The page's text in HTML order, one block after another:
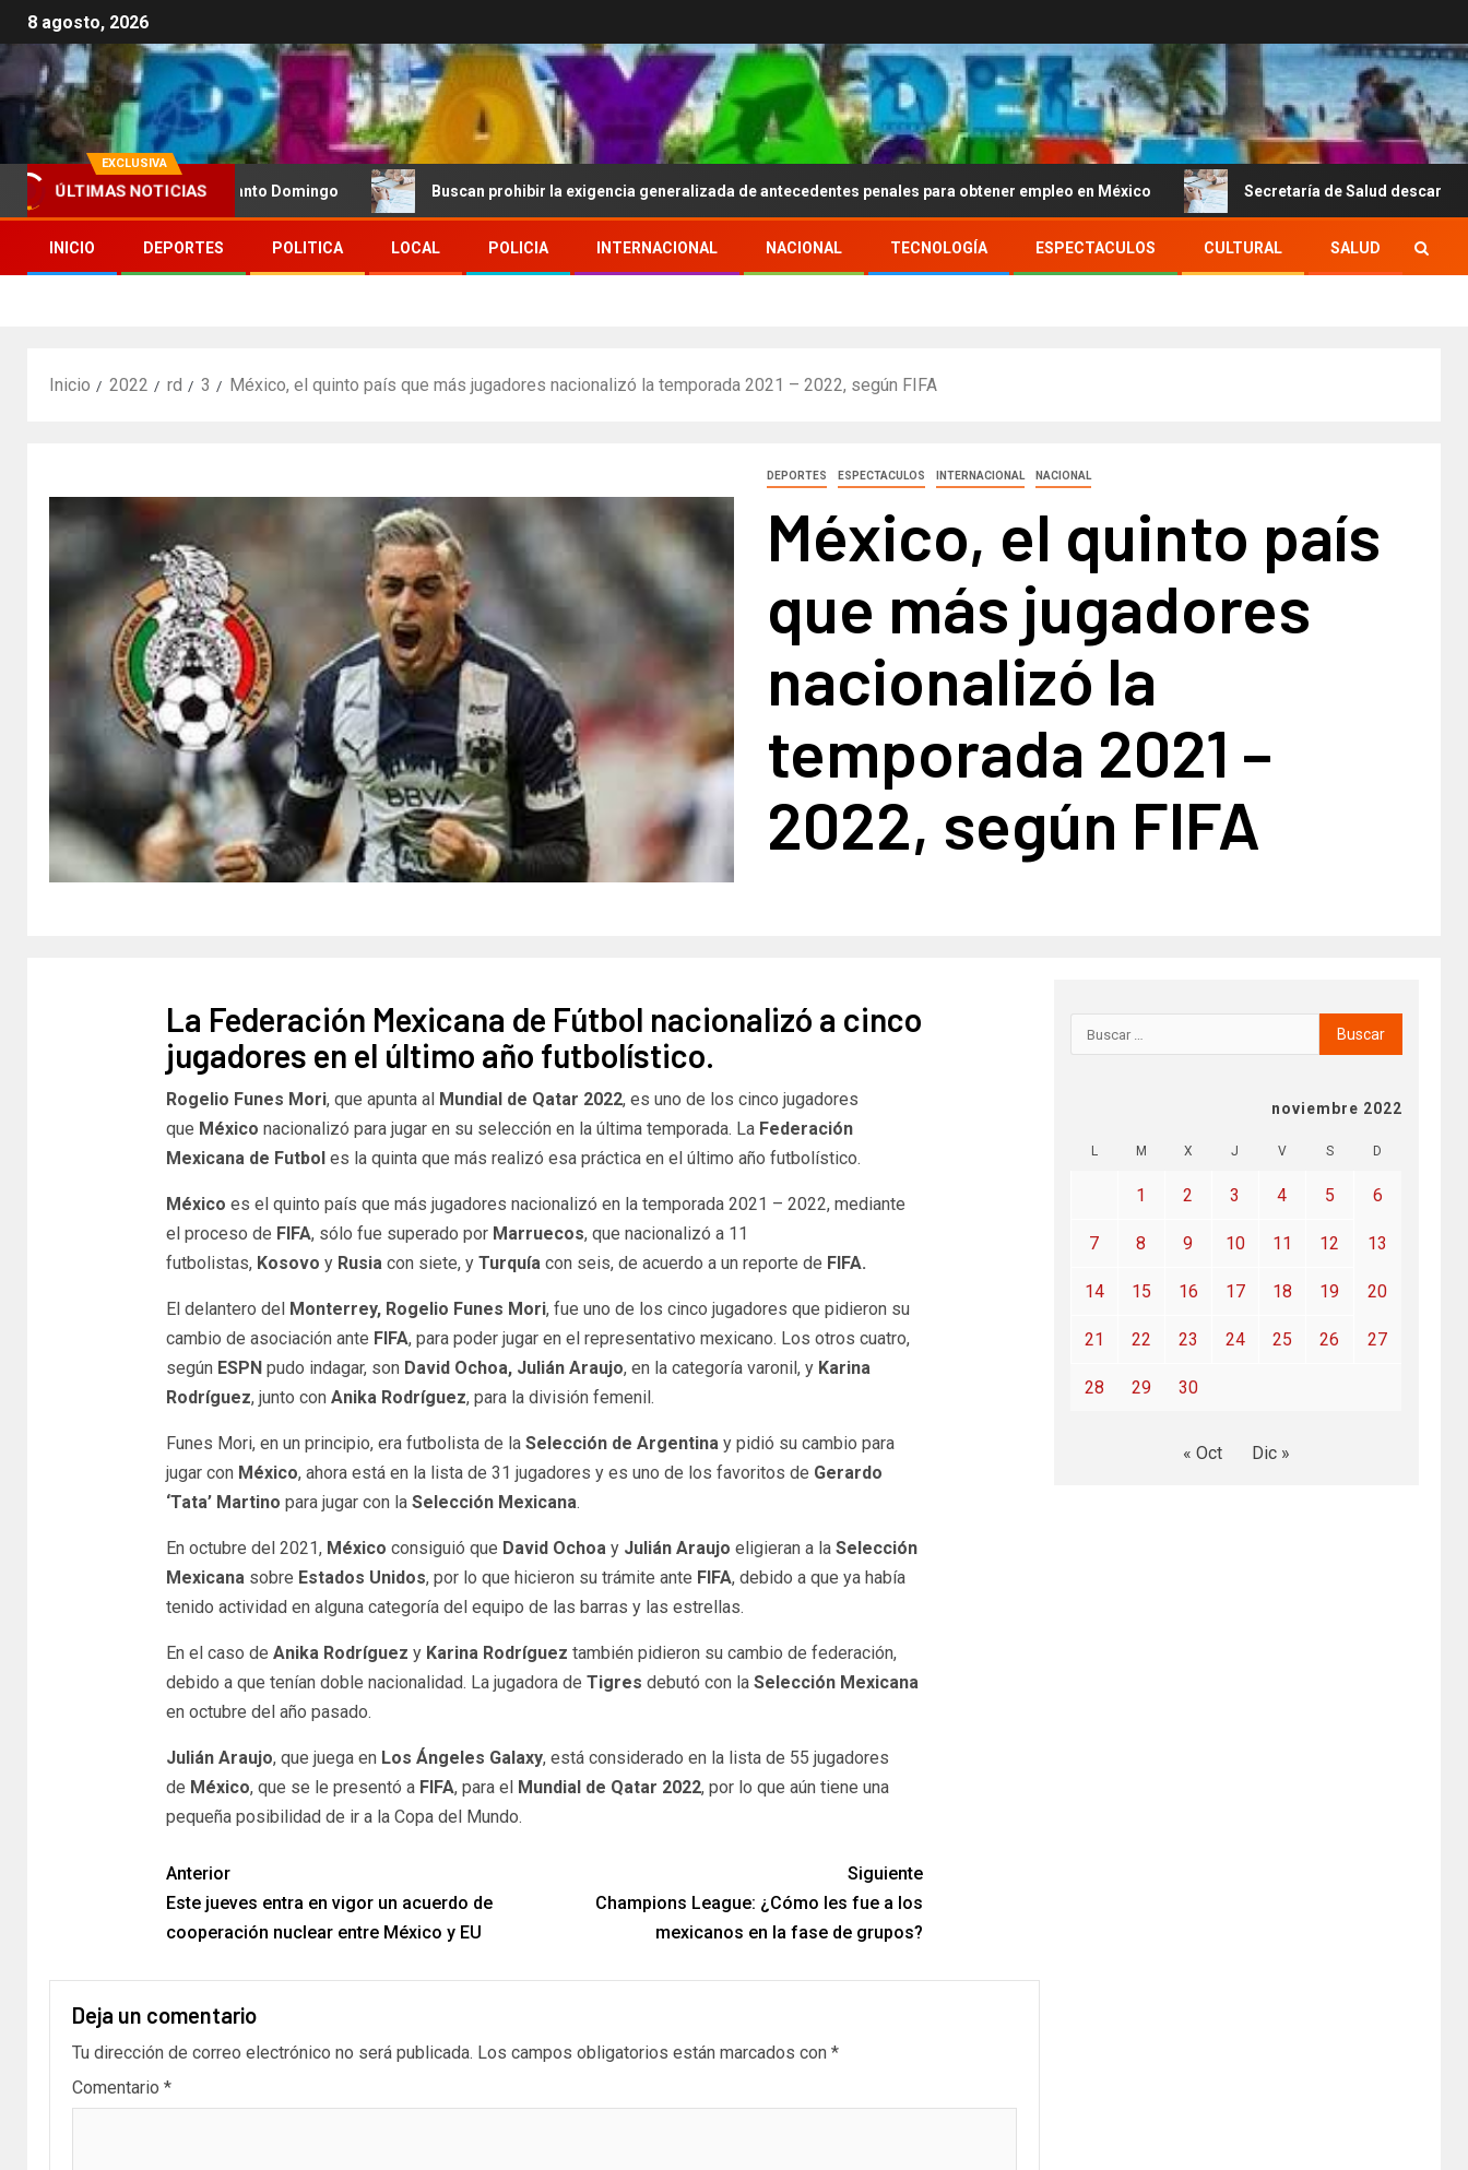
8 agosto, 2026
EXCLUSIVA
ÚLTIMAS NOTICIAS
oro en vela en Santo Domingo Buscan prohibir la exigencia generalizada de antecedentes penales para obtener empleo en México Secretaría de Salud descarta brote activo
INICIO DEPORTES POLITICA LOCAL POLICIA INTERNACIONAL NACIONAL TECNOLOGÍA ESPECTACULOS CULTURAL SALUD
Inicio 2022 rd 3 México, el quinto país que más jugadores nacionalizó la temporada 2021 – 2022, según FIFA
DEPORTES ESPECTACULOS INTERNACIONAL NACIONAL
México, el quinto país
que más jugadores
nacionalizó la
temporada 2021 –
2022, según FIFA
La Federación Mexicana de Fútbol nacionalizó a cinco
jugadores en el último año futbolístico.
Rogelio Funes Mori, que apunta al Mundial de Qatar 2022, es uno de los cinco jugadores
que México nacionalizó para jugar en su selección en la última temporada. La Federación
Mexicana de Futboles la quinta que más realizó esa práctica en el último año futbolístico.
México es el quinto país que más jugadores nacionalizó en la temporada 2021 – 2022, mediante
el proceso de FIFA, sólo fue superado por Marruecos, que nacionalizó a 11
futbolistas, Kosovo y Rusiacon siete, y Turquíacon seis, de acuerdo a un reporte de FIFA.
El delantero del Monterrey, Rogelio Funes Mori, fue uno de los cinco jugadores que pidieron su
cambio de asociación ante FIFA, para poder jugar en el representativo mexicano. Los otros cuatro,
según ESPNpudo indagar, son David Ochoa, Julián Araujo, en la categoría varonil, y Karina
Rodríguez, junto con Anika Rodríguez, para la división femenil.
Funes Mori, en un principio, era futbolista de la Selección de Argentinay pidió su cambio para
jugar con México, ahora está en la lista de 31 jugadores y es uno de los favoritos de Gerardo
‘Tata’ Martino para jugar con la Selección Mexicana.
En octubre del 2021, México consiguió que David Ochoay Julián Araujo eligieran a la Selección
Mexicanasobre Estados Unidos, por lo que hicieron su trámite ante FIFA, debido a que ya había
tenido actividad en alguna categoría del equipo de las barras y las estrellas.
En el caso de Anika Rodríguez y Karina Rodríguez también pidieron su cambio de federación,
debido a que tenían doble nacionalidad. La jugadora de Tigres debutó con la Selección Mexicana
en octubre del año pasado.
Julián Araujo, que juega en Los Ángeles Galaxy, está considerado en la lista de 55 jugadores
de México, que se le presentó a FIFA, para el Mundial de Qatar 2022, por lo que aún tiene una
pequeña posibilidad de ir a la Copa del Mundo.
Anterior
Este jueves entra en vigor un acuerdo de
cooperación nuclear entre México y EU
Siguiente
Champions League: ¿Cómo les fue a los
mexicanos en la fase de grupos?
Deja un comentario
Tu dirección de correo electrónico no será publicada. Los campos obligatorios están marcados con *
Comentario *
noviembre 2022
L M X J V S D
1 2 3 4 5 6
7 8 9 10 11 12 13
14 15 16 17 18 19 20
21 22 23 24 25 26 27
28 29 30
« Oct Dic »